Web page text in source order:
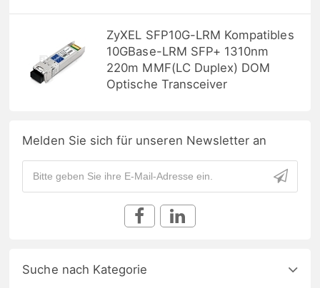
ZyXEL SFP10G-LRM Kompatibles
10GBase-LRM SFP+ 1310nm
220m MMF(LC Duplex) DOM
Optische Transceiver
Melden Sie sich für unseren Newsletter an
Suche nach Kategorie